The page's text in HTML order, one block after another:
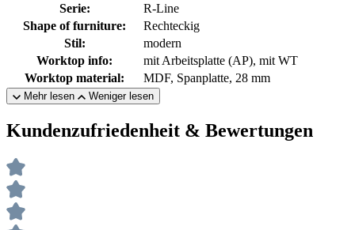
Serie:
R-Line
Shape of furniture:
Rechteckig
Stil:
modern
Worktop info:
mit Arbeitsplatte (AP), mit WT
Worktop material:
MDF, Spanplatte, 28 mm
Mehr lesen Weniger lesen
Kundenzufriedenheit & Bewertungen